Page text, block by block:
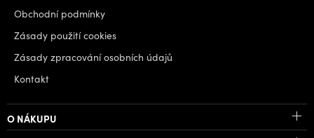
Obchodní podmínky
Zásady použití cookies
Zásady zpracování osobních údajů
Kontakt
O NÁKUPU